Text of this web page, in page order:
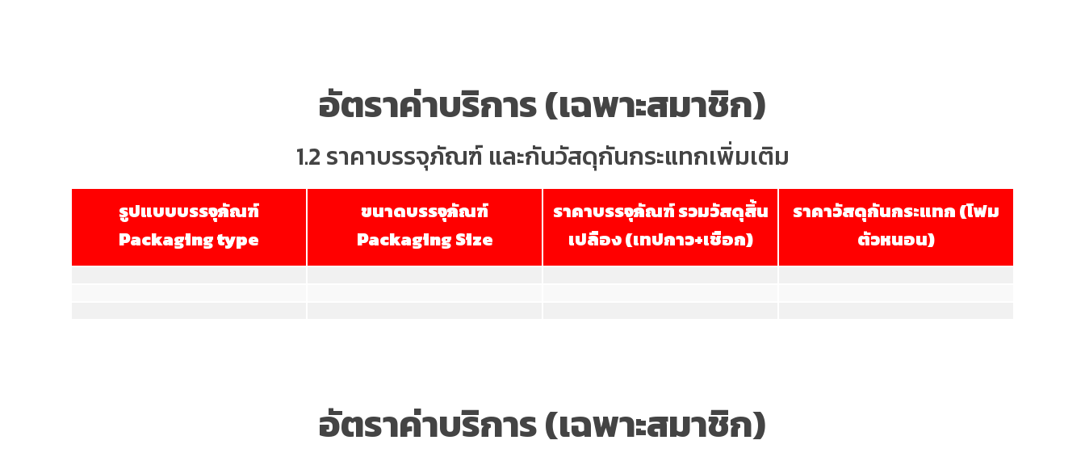
อัตราค่าบริการ (เฉพาะสมาชิก)
1.2 ราคาบรรจุภัณฑ์ และกันวัสดุกันกระแทกเพิ่มเติม
รูปแบบบรรจุภัณฑ์
Packaging type
ขนาดบรรจุภัณฑ์
Packaging Size
ราคาบรรจุภัณฑ์ รวมวัสดุสิ้น
เปลือง (เทปกาว+เชือก)
ราคาวัสดุกันกระแทก (โฟม
ตัวหนอน)
อัตราค่าบริการ (เฉพาะสมาชิก)